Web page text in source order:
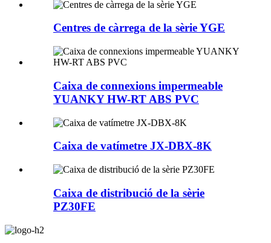
Centres de càrrega de la sèrie YGE
Caixa de connexions impermeable
YUANKY HW-RT ABS PVC
Caixa de vatímetre JX-DBX-8K
Caixa de distribució de la sèrie
PZ30FE